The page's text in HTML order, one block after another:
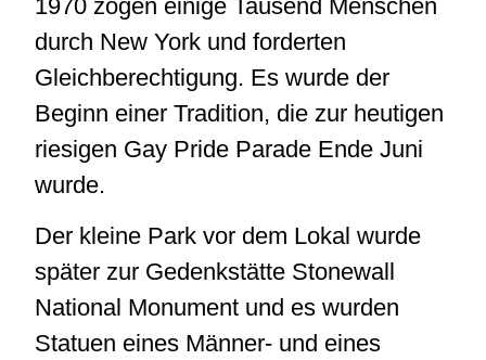
1970 zogen einige Tausend Menschen
durch New York und forderten
Gleichberechtigung. Es wurde der
Beginn einer Tradition, die zur heutigen
riesigen Gay Pride Parade Ende Juni
wurde.
Der kleine Park vor dem Lokal wurde
später zur Gedenkstätte Stonewall
National Monument und es wurden
Statuen eines Männer- und eines